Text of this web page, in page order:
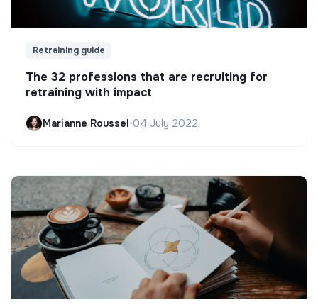
Retraining guide
The 32 professions that are recruiting for
retraining with impact
Marianne Roussel•04 July 2022